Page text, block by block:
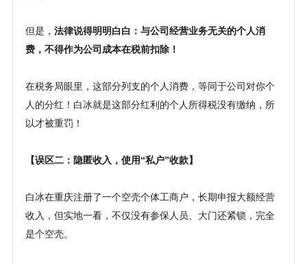
但是， 法律说得明明白白：与公司经营业务无关的个人消
费，不得作为公司成本在税前扣除！
在税务局眼里，这部分列支的个人消费，等同于公司对你个
人的分红！白冰就是这部分红利的个人所得税没有缴纳，所
以才被重罚！
【误区二：隐匿收入，使用“私户”收款】
白冰在重庆注册了一个空壳个体工商户，长期申报大额经营
收入，但实地一看，不仅没有参保人员、大门还紧锁，完全
是个空壳。